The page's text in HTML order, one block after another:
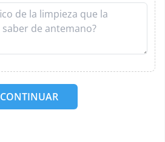
CONTINUAR